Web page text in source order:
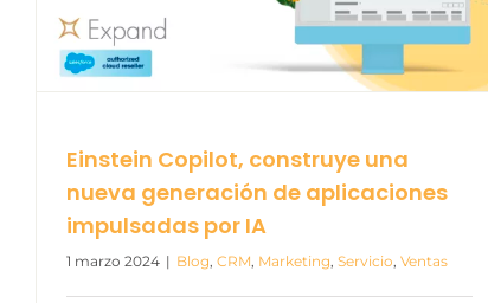
Einstein Copilot, construye una
nueva generación de aplicaciones
impulsadas por IA
1 marzo 2024 | Blog CRM Marketing Servicio Ventas